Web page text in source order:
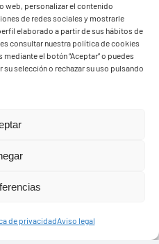
web, personalizar el contenido
de redes sociales y mostrarle
elaborado a partir de sus hábitos de
consultar nuestra política de cookies
el botón “Aceptar” o puedes
selección o rechazar su uso pulsando
de privacidadAviso legal
de Yaiza - Todos los